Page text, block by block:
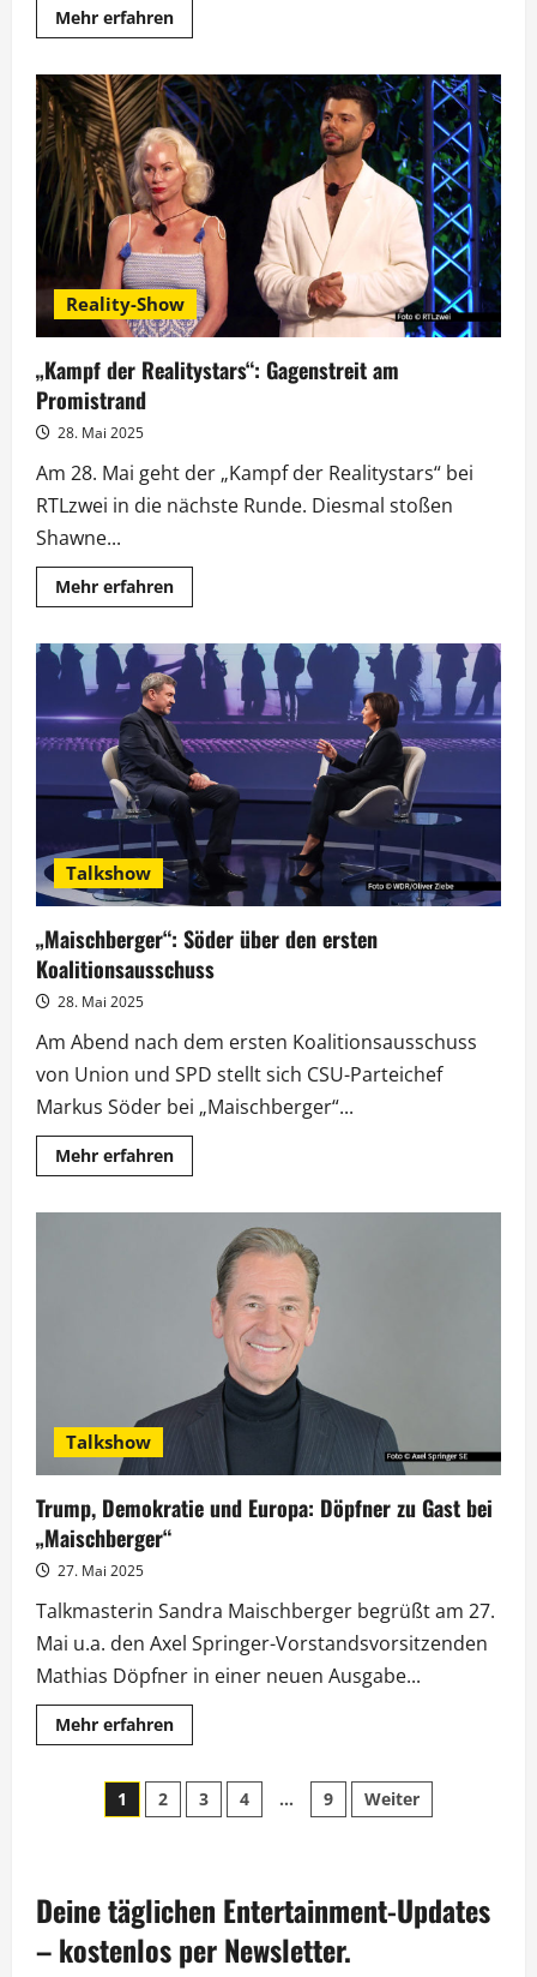
Mehr erfahrenMehr
Informationen
Reynolds
hat
ein
Herz
für
tierische
„Underdogs“
Reality-Show
„Kampf der Realitystars“: Gagenstreit am
Promistrand
28. Mai 2025
Am 28. Mai geht der „Kampf der Realitystars“ bei
RTLzwei in die nächste Runde. Diesmal stoßen
Shawne...
Mehr erfahrenMehr
Informationen
der
Realitystars“:
Gagenstreit
am
Promistrand
Talkshow
„Maischberger“: Söder über den ersten
Koalitionsausschuss
28. Mai 2025
Am Abend nach dem ersten Koalitionsausschuss
von Union und SPD stellt sich CSU-Parteichef
Markus Söder bei „Maischberger“...
Mehr erfahrenMehr
Informationen
ersten
Koalitionsausschuss
Talkshow
Trump, Demokratie und Europa: Döpfner zu Gast bei
„Maischberger“
27. Mai 2025
Talkmasterin Sandra Maischberger begrüßt am 27.
Mai u.a. den Axel Springer-Vorstandsvorsitzenden
Mathias Döpfner in einer neuen Ausgabe...
Mehr erfahrenMehr
Informationen
Demokratie
und
Europa:
„Maischberger“
Seitennummerierung
Beiträge
1 2 3 4 … 9 Weiter
Deine täglichen Entertainment-Updates
– kostenlos per Newsletter.